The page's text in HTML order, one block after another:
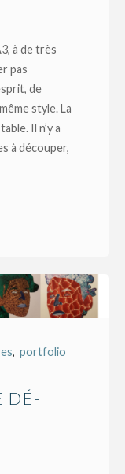
à de très
pas
de
style. La
Il n’y a
à découper,
, portfolio
DÉ-